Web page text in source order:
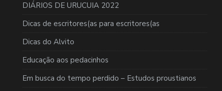
DIÁRIOS DE URUCUIA 2022
Dicas de escritores(as para escritores(as
Dicas do Alvito
Educação aos pedacinhos
Em busca do tempo perdido – Estudos proustianos